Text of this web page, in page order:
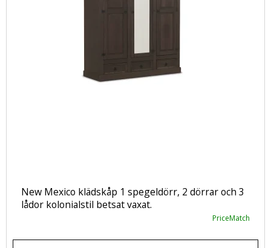
New Mexico klädskåp 1 spegeldörr, 2 dörrar och 3
lådor kolonialstil betsat vaxat.
PriceMatch